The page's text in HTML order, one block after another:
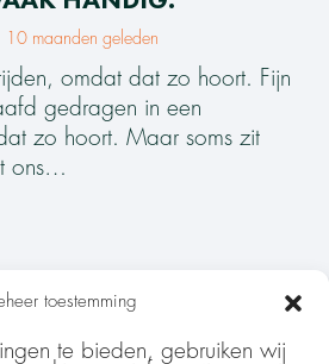
toestemming
te bieden, gebruiken wij
10 maanden geleden
omdat dat zo hoort. Fijn
gedragen in een
zo hoort. Maar soms zit
ons…